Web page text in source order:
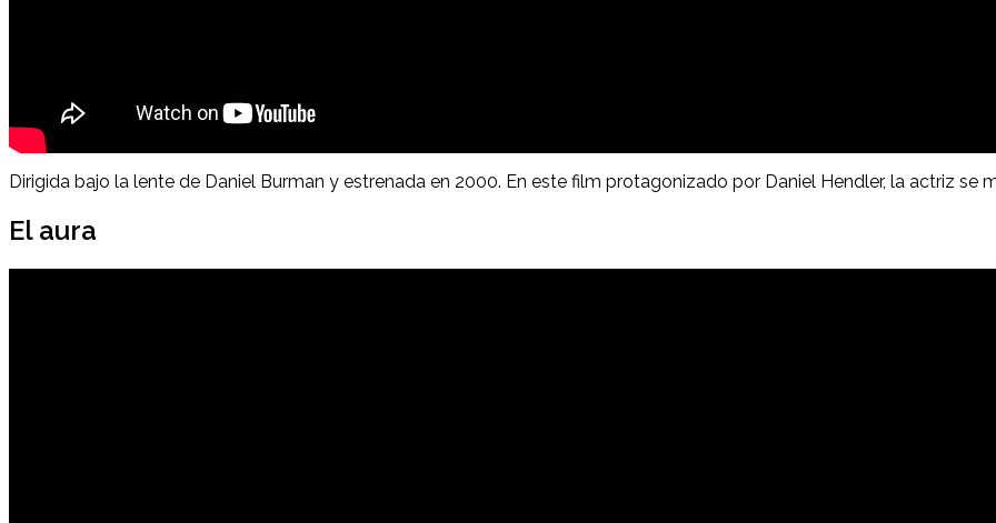
Dirigida bajo la lente de Daniel Burman y estrenada en 2000. En este film protagonizado por Daniel Hendler, la actriz se
El aura